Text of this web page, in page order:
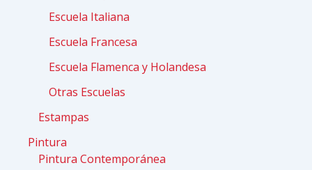
Escuela Italiana
Escuela Francesa
Escuela Flamenca y Holandesa
Otras Escuelas
Estampas
Pintura
Pintura Contemporánea